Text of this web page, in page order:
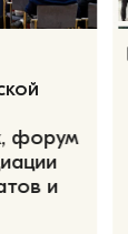
форум
и